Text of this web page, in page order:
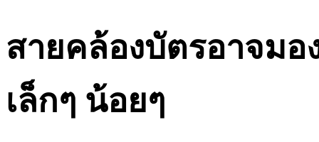
สายคล้องบัตรอาจมอ
เล็กๆ น้อยๆ